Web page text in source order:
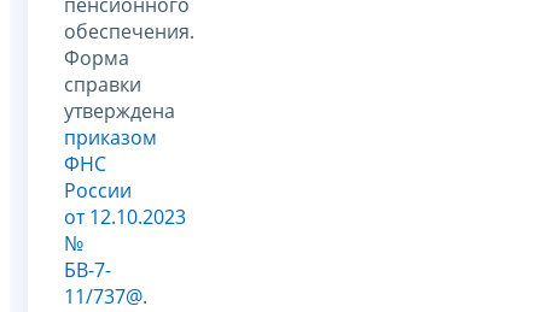
обеспечения.
Форма
справки
утверждена
приказом
ФНС
России
от 12.10.2023
№
БВ-7-
11/737@.